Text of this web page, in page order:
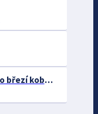
müsli nebo minerálka pro březí kobylu